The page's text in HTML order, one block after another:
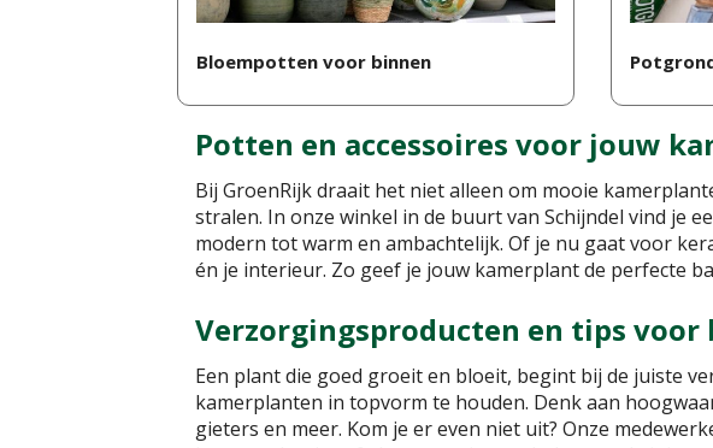
Bloempotten voor binnen
Potten en accessoires voor jouw
Bij GroenRijk draait het niet alleen om mooie
stralen. In onze winkel in de buurt van Schijndel vind je
modern tot warm en ambachtelijk. Of je nu gaat voor
én je interieur. Zo geef je jouw kamerplant de perfecte
Verzorgingsproducten en tips
Een plant die goed groeit en bloeit, begint bij de juiste
kamerplanten in topvorm te houden. Denk aan
gieters en meer. Kom je er even niet uit? Onze